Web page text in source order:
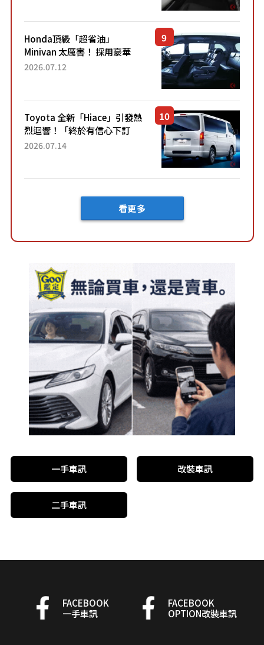
Honda頂級「超省油」
Minivan 太厲害！ 採用豪華
「真皮座椅」與專屬「黑色內
「三...
2026.07.12
Toyota 全新「Hiace」引發熱
烈迴響！「終於有信心下訂
了！」「哪個等級交車最
車？...
2026.07.14
看更多
一手車訊 改裝車訊
二手車訊
FACEBOOK
一手車訊
FACEBOOK
OPTION改裝車訊